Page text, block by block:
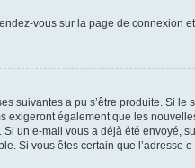
vous sur la page de connexion
suivantes a pu s’être produite. Si
également que les
un e-mail vous a déjà été envoyé,
Si vous êtes certain que l’adresse